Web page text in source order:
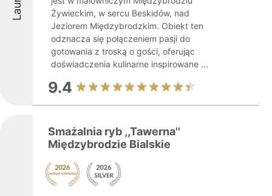
Żywieckim, w sercu Beskidów, nad
Jeziorem Międzybrodzkim. Obiekt ten
odznacza się połączeniem pasji do
gotowania z troską o gości, oferując
doświadczenia kulinarne inspirowane ...
9.4
Smażalnia ryb ,,Tawerna''
Międzybrodzie Bialskie